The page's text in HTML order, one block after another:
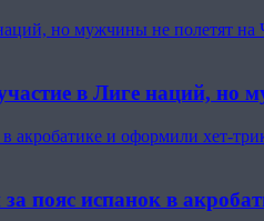
но мужчины не полетят
в Лиге наций,
акробатике и оформили хет-
пояс испанок в